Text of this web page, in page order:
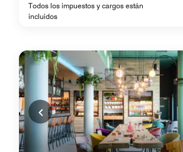
Todos los impuestos y cargos están
incluidos